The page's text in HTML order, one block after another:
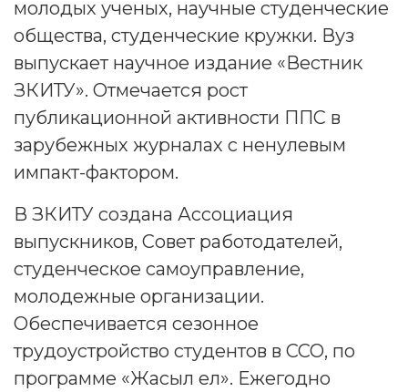
молодых ученых, научные студенческие
общества, студенческие кружки. Вуз
выпускает научное издание «Вестник
ЗКИТУ». Отмечается рост
публикационной активности ППС в
зарубежных журналах с ненулевым
импакт-фактором.
В ЗКИТУ создана Ассоциация
выпускников, Совет работодателей,
студенческое самоуправление,
молодежные организации.
Обеспечивается сезонное
трудоустройство студентов в ССО, по
программе «Жасыл ел». Ежегодно